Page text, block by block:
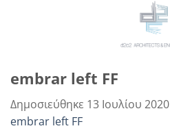
embrar left FF
Δημοσιεύθηκε 13 Ιουλίου 2020
embrar left FF